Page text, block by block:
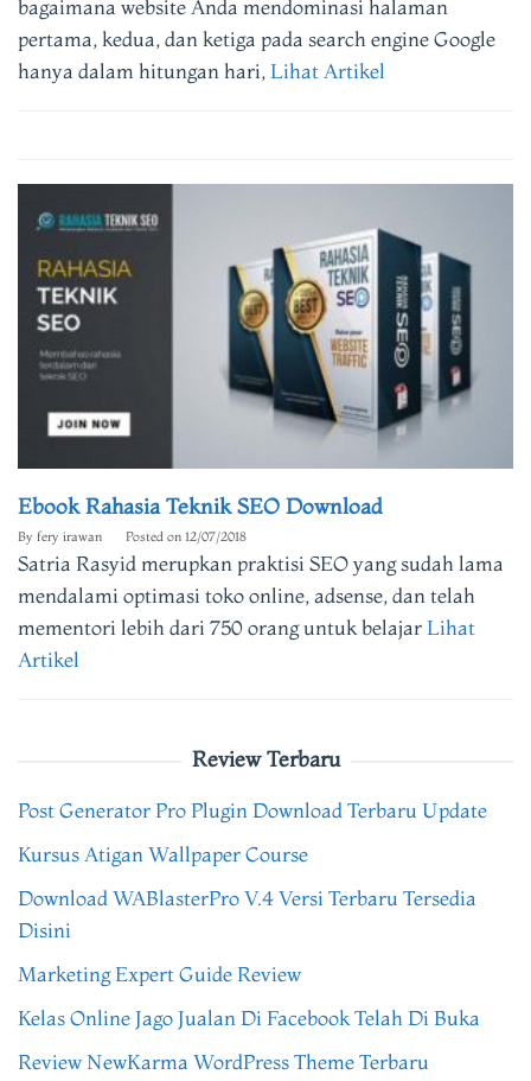
bagaimana website Anda mendominasi halaman
pertama, kedua, dan ketiga pada search engine Google
hanya dalam hitungan hari,Lihat Artikel
Ebook Rahasia Teknik SEO Download
By fery irawan Posted on 12/07/2018
Satria Rasyid merupkan praktisi SEO yang sudah lama
mendalami optimasi toko online, adsense, dan telah
mementori lebih dari 750 orang untuk belajarLihat
Artikel
Review Terbaru
Post Generator Pro Plugin Download Terbaru Update
Kursus Atigan Wallpaper Course
Download WABlasterPro V.4 Versi Terbaru Tersedia
Disini
Marketing Expert Guide Review
Kelas Online Jago Jualan Di Facebook Telah Di Buka
Review NewKarma WordPress Theme Terbaru